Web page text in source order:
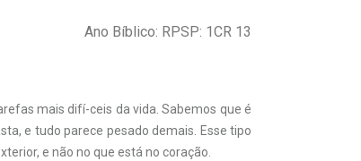
Ano Bíblico: RPSP: 1CR 13
mais difí-ceis da vida. Sabemos que é
e tudo parece pesado demais. Esse tipo
e não no que está no coração.